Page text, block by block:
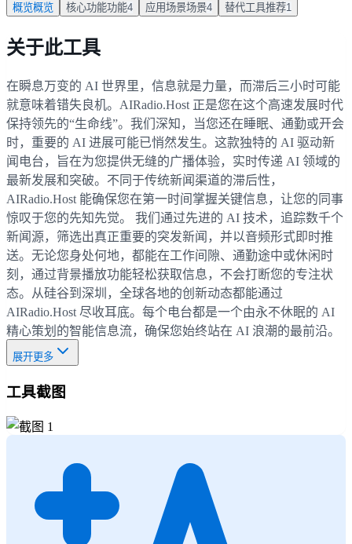
概览概览 核心功能功能4 应用场景场景4 替代工具推荐1
关于此工具
在瞬息万变的 AI 世界里，信息就是力量，而滞后三小时可能
就意味着错失良机。AIRadio.Host 正是您在这个高速发展时代
保持领先的“生命线”。我们深知，当您还在睡眠、通勤或开会
时，重要的 AI 进展可能已悄然发生。这款独特的 AI 驱动新
闻电台，旨在为您提供无缝的广播体验，实时传递 AI 领域的
最新发展和突破。不同于传统新闻渠道的滞后性，
AIRadio.Host 能确保您在第一时间掌握关键信息，让您的同事
惊叹于您的先知先觉。 我们通过先进的 AI 技术，追踪数千个
新闻源，筛选出真正重要的突发新闻，并以音频形式即时推
送。无论您身处何地，都能在工作间隙、通勤途中或休闲时
刻，通过背景播放功能轻松获取信息，不会打断您的专注状
态。从硅谷到深圳，全球各地的创新动态都能通过
AIRadio.Host 尽收耳底。每个电台都是一个由永不休眠的 AI
精心策划的智能信息流，确保您始终站在 AI 浪潮的最前沿。
展开更多
工具截图